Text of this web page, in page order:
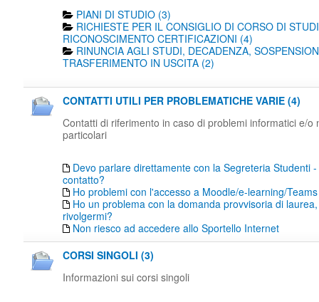
PIANI DI STUDIO (3)
RICHIESTE PER IL CONSIGLIO DI CORSO DI
RICONOSCIMENTO CERTIFICAZIONI (4)
RINUNCIA AGLI STUDI, DECADENZA,
TRASFERIMENTO IN USCITA (2)
CONTATTI UTILI PER PROBLEMATICHE VARIE (4)
Contatti di riferimento in caso di problemi informatici e/o
particolari
Devo parlare direttamente con la Segreteria Studenti
contatto?
Ho problemi con l'accesso a Moodle/e-learning/Teams
Ho un problema con la domanda provvisoria di
rivolgermi?
Non riesco ad accedere allo Sportello Internet
CORSI SINGOLI (3)
Informazioni sui corsi singoli